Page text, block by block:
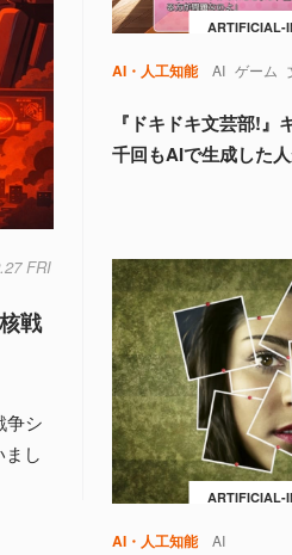
FRI
戦
争シ
し
ARTIFICIAL-
AI・人工知能 AI ゲーム
『ドキドキ文芸部!
千回もAIで生成した
ARTIFICIAL-
AI・人工知能 AI